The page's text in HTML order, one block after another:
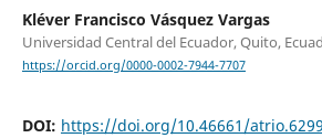
Kléver Francisco Vásquez Vargas
Universidad Central del Ecuador, Quito,
https://orcid.org/0000-0002-7944-7707
DOI: https://doi.org/10.46661/atrio.6299